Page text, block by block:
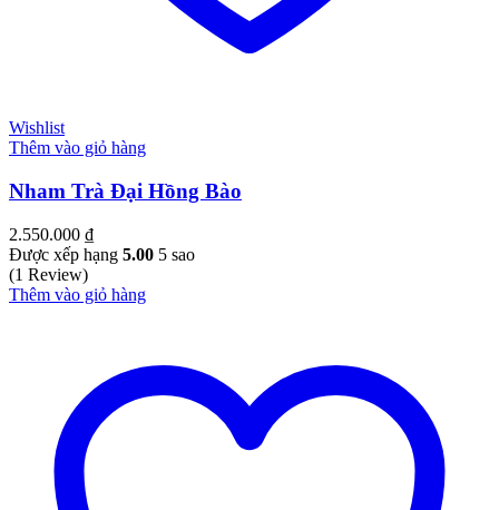
Wishlist
Thêm vào giỏ hàng
Nham Trà Đại Hồng Bào
2.550.000 ₫
Được xếp hạng 5.00 5 sao
(1 Review)
Thêm vào giỏ hàng